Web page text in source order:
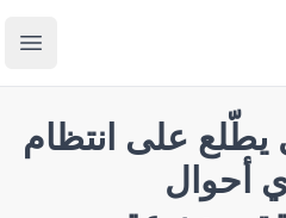
يطّلع على انتظام
أحوال